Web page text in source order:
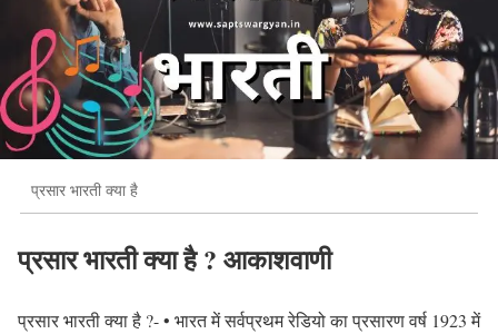
प्रसार भारती क्या है
प्रसार भारती क्या है ? आकाशवाणी
प्रसार भारती क्या है ?- • भारत में सर्वप्रथम रेडियो का प्रसारण वर्ष 1923 में